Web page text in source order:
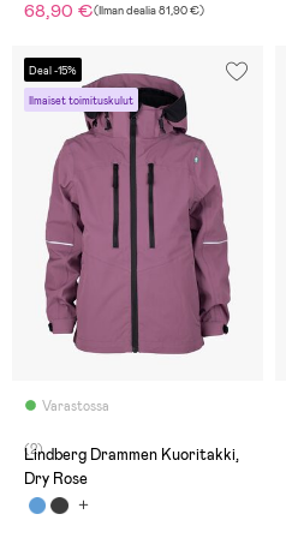
68,90 €(Ilman dealia81,90 €)
Deal -15%
Ilmaiset toimituskulut
Varastossa
(2)
Lindberg Drammen Kuoritakki,
Dry Rose